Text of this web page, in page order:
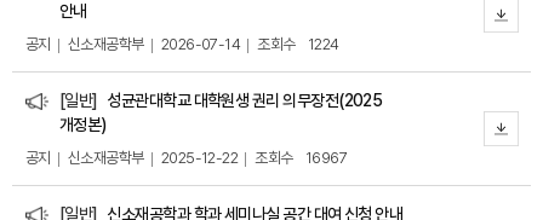
안내
공지 신소재공학부 2026-07-14 조회수 1224
[일반]
성균관대학교 대학원생 권리 의무장전(2025
개정본)
공지 신소재공학부 2025-12-22 조회수 16967
[일반]
신소재공학과 학과 세미나실 공간 대여 신청 안내